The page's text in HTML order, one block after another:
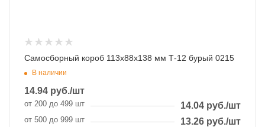
Самосборный короб 113х88х138 мм Т-12 бурый 0215
В наличии
14.94 руб./шт
от 200 до 499 шт 14.04 руб./шт
от 500 до 999 шт 13.26 руб./шт